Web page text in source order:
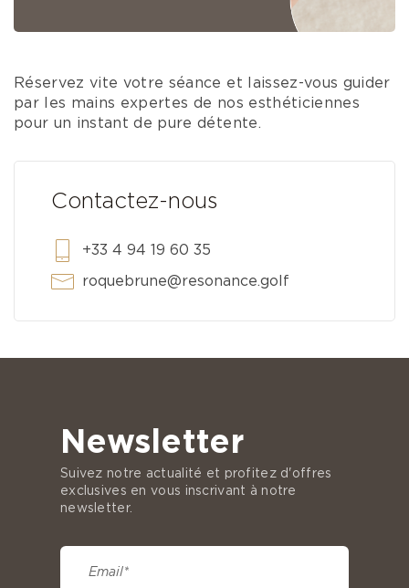
Réservez vite votre séance et laissez-vous guider
par les mains expertes de nos esthéticiennes
pour un instant de pure détente.
Contactez-nous
+33 4 94 19 60 35
roquebrune@resonance.golf
Newsletter
Suivez notre actualité et profitez d'offres
exclusives en vous inscrivant à notre
newsletter.